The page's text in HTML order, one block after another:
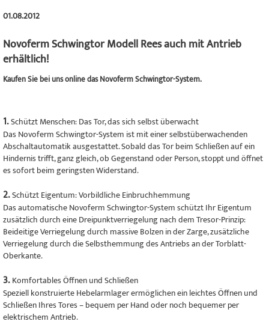
01.08.2012
Novoferm Schwingtor Modell Rees auch mit Antrieb
erhältlich!
Kaufen Sie bei uns online das Novoferm Schwingtor-System.
1.Schützt Menschen: Das Tor, das sich selbst überwacht
Das Novoferm Schwingtor-System ist mit einer selbstüberwachenden
Abschaltautomatik ausgestattet. Sobald das Tor beim Schließen auf ein
Hindernis trifft, ganz gleich, ob Gegenstand oder Person, stoppt und öffnet
es sofort beim geringsten Widerstand.
2.Schützt Eigentum: Vorbildliche Einbruchhemmung
Das automatische Novoferm Schwingtor-System schützt Ihr Eigentum
zusätzlich durch eine Dreipunktverriegelung nach dem Tresor-Prinzip:
Beideitige Verriegelung durch massive Bolzen in der Zarge, zusätzliche
Verriegelung durch die Selbsthemmung des Antriebs an der Torblatt-
Oberkante.
3. Komfortables Öffnen und Schließen
Speziell konstruierte Hebelarmlager ermöglichen ein leichtes Öffnen und
Schließen Ihres Tores – bequem per Hand oder noch bequemer per
elektrischem Antrieb.